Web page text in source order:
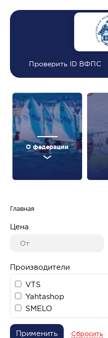
Проверить ID ВФПС
О федерации
Главная
Цена
Производители
VTS
Yahtashop
SMELO
Применить Сбросить